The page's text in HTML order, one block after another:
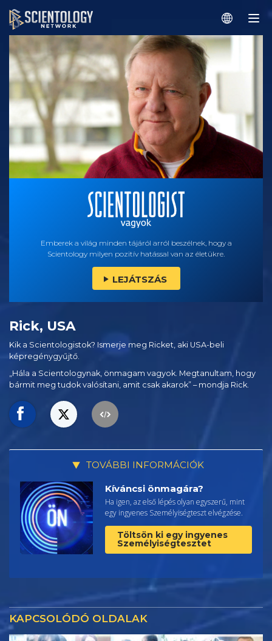
Emberek a világ minden tájáról arról beszélnek, hogy a
Scientology milyen pozitív hatással van az életükre.
LEJÁTSZÁS
Rick, USA
Kik a Scientologistok? Ismerje meg Ricket, aki USA-beli
képregénygyűjtő.
„Hála a Scientologynak, önmagam vagyok. Megtanultam, hogy
bármit meg tudok valósítani, amit csak akarok” – mondja Rick.
TOVÁBBI INFORMÁCIÓK
Kíváncsi önmagára?
Ha igen, az első lépés olyan egyszerű, mint
egy ingyenes Személyiségteszt elvégzése.
Töltsön ki egy ingyenes
Személyiségtesztet
KAPCSOLÓDÓ OLDALAK